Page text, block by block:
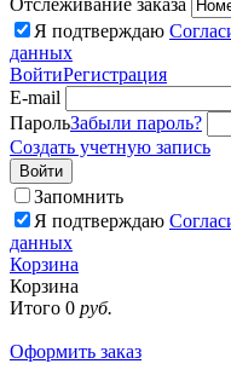
Отслеживание заказа
Я подтверждаю
данных
ВойтиРегистрация
E-mail
ПарольЗабыли пароль?
Создать учетную запись
Войти
Запомнить
Я подтверждаю
данных
Корзина
Корзина
Итого 0 руб.
Оформить заказ